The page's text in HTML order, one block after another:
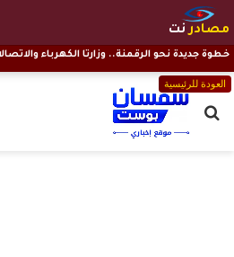
مصادرنت
العودة للرئيسية
خطوة جديدة نحو الرقمنة.. وزارتا الكهرباء